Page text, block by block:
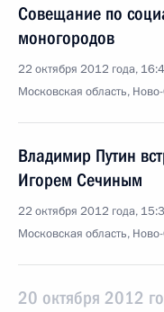
Совещание по
моногородов
22 октября 2012 года,
Московская область,
Владимир Путин
Игорем Сечиным
22 октября 2012 года,
Московская область,
20 октября 2012